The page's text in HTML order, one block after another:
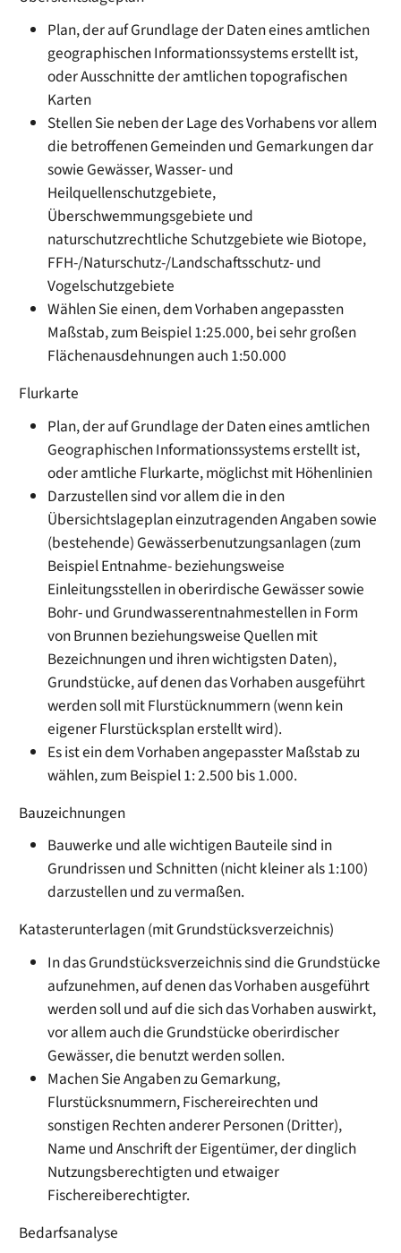
Plan, der auf Grundlage der Daten eines amtlichen
geographischen Informationssystems erstellt ist,
oder Ausschnitte der amtlichen topografischen
Karten
Stellen Sie neben der Lage des Vorhabens vor allem
die betroffenen Gemeinden und Gemarkungen dar
sowie Gewässer, Wasser- und
Heilquellenschutzgebiete,
Überschwemmungsgebiete und
naturschutzrechtliche Schutzgebiete wie Biotope,
FFH-/Naturschutz-/Landschaftsschutz- und
Vogelschutzgebiete
Wählen Sie einen, dem Vorhaben angepassten
Maßstab, zum Beispiel 1:25.000, bei sehr großen
Flächenausdehnungen auch 1:50.000
Flurkarte
Plan, der auf Grundlage der Daten eines amtlichen
Geographischen Informationssystems erstellt ist,
oder amtliche Flurkarte, möglichst mit Höhenlinien
Darzustellen sind vor allem die in den
Übersichtslageplan einzutragenden Angaben sowie
(bestehende) Gewässerbenutzungsanlagen(zum
Beispiel Entnahme- beziehungsweise
Einleitungsstellen in oberirdische Gewässer sowie
Bohr- und Grundwasserentnahmestellen in Form
von Brunnen beziehungsweise Quellen mit
Bezeichnungen und ihren wichtigsten Daten),
Grundstücke, auf denen das Vorhaben ausgeführt
werden soll mit Flurstücknummern(wenn kein
eigener Flurstücksplan erstellt wird).
Es ist ein dem Vorhaben angepasster Maßstab zu
wählen, zum Beispiel 1: 2.500 bis 1.000.
Bauzeichnungen
Bauwerke und alle wichtigen Bauteile sind in
Grundrissen und Schnitten(nicht kleiner als 1:100)
darzustellen und zu vermaßen.
Katasterunterlagen (mit Grundstücksverzeichnis)
In das Grundstücksverzeichnis sind die Grundstücke
aufzunehmen, auf denen das Vorhaben ausgeführt
werden soll und auf die sich das Vorhaben auswirkt,
vor allem auch die Grundstücke oberirdischer
Gewässer, die benutzt werden sollen.
Machen Sie Angaben zu Gemarkung,
Flurstücksnummern, Fischereirechten und
sonstigen Rechten anderer Personen (Dritter),
Name und Anschrift der Eigentümer, der dinglich
Nutzungsberechtigten und etwaiger
Fischereiberechtigter.
Bedarfsanalyse